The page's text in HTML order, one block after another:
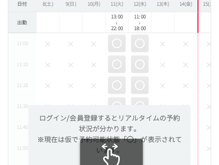
ログイン/会員登録するとリアルタイムの予約
状況が分かります。
※現在は仮で予約可能状態「◯」が表示されて
います。
日付 8(土) 9(日) 10(月) 11(火) 12(水) 13(木) 14(金) 15(土)
出勤
13:00
↓
22:00
11:00
↓
18:00
11:00
11:10
11:20
11:30
11:40
11:50